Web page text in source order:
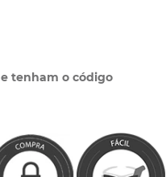
tenham o código